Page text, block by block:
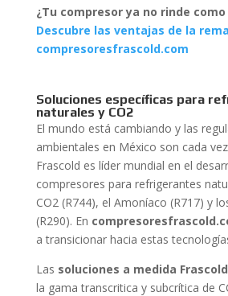
¿Tu compresor ya no rinde
Descubre las ventajas de la
compresoresfrascold.com
Soluciones específicas para
naturales y CO2
El mundo está cambiando y las
ambientales en México son cada
Frascold es líder mundial en el
compresores para refrigerantes
CO2 (R744), el Amoníaco (R717) y
(R290). En
a transicionar hacia estas
Las soluciones a medida
la gama transcritica y subcrítica de